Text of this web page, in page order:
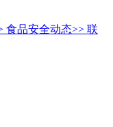
食品安全动态>> 联